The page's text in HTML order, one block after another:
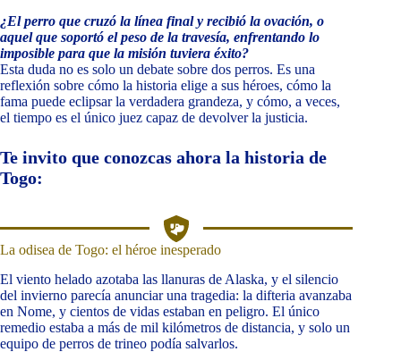
¿El perro que cruzó la línea final y recibió la ovación, o
aquel que soportó el peso de la travesía, enfrentando lo
imposible para que la misión tuviera éxito?
Esta duda no es solo un debate sobre dos perros. Es una
reflexión sobre cómo la historia elige a sus héroes, cómo la
fama puede eclipsar la verdadera grandeza, y cómo, a veces,
el tiempo es el único juez capaz de devolver la justicia.
Te invito que conozcas ahora la historia de
Togo:
La odisea de Togo: el héroe inesperado
El viento helado azotaba las llanuras de Alaska, y el silencio
del invierno parecía anunciar una tragedia: la difteria avanzaba
en Nome, y cientos de vidas estaban en peligro. El único
remedio estaba a más de mil kilómetros de distancia, y solo un
equipo de perros de trineo podía salvarlos.